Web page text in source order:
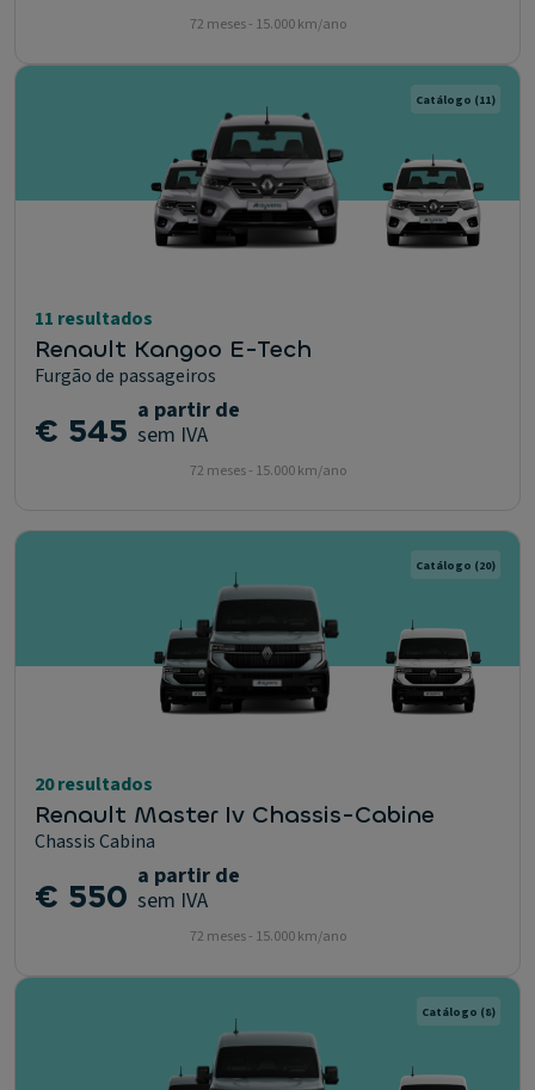
72 meses - 15.000 km/ano
Catálogo (11)
11 resultados
Renault Kangoo E-Tech
Furgão de passageiros
€ 545 a partir de
sem IVA
72 meses - 15.000 km/ano
Catálogo (20)
20 resultados
Renault Master Iv Chassis-Cabine
Chassis Cabina
€ 550 a partir de
sem IVA
72 meses - 15.000 km/ano
Catálogo (8)